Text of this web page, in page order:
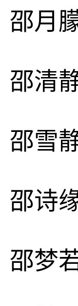
邵月
邵清
邵雪
邵诗
邵梦